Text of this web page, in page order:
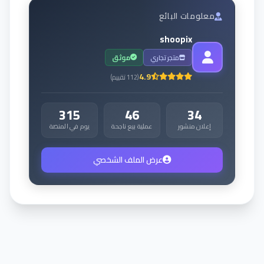
معلومات البائع
shoopix
متجر تجاري موثق
4.9
(
112تقييم)
34
إعلان منشور 46
عملية بيع ناجحة 315
يوم في المنصة
عرض الملف الشخصي